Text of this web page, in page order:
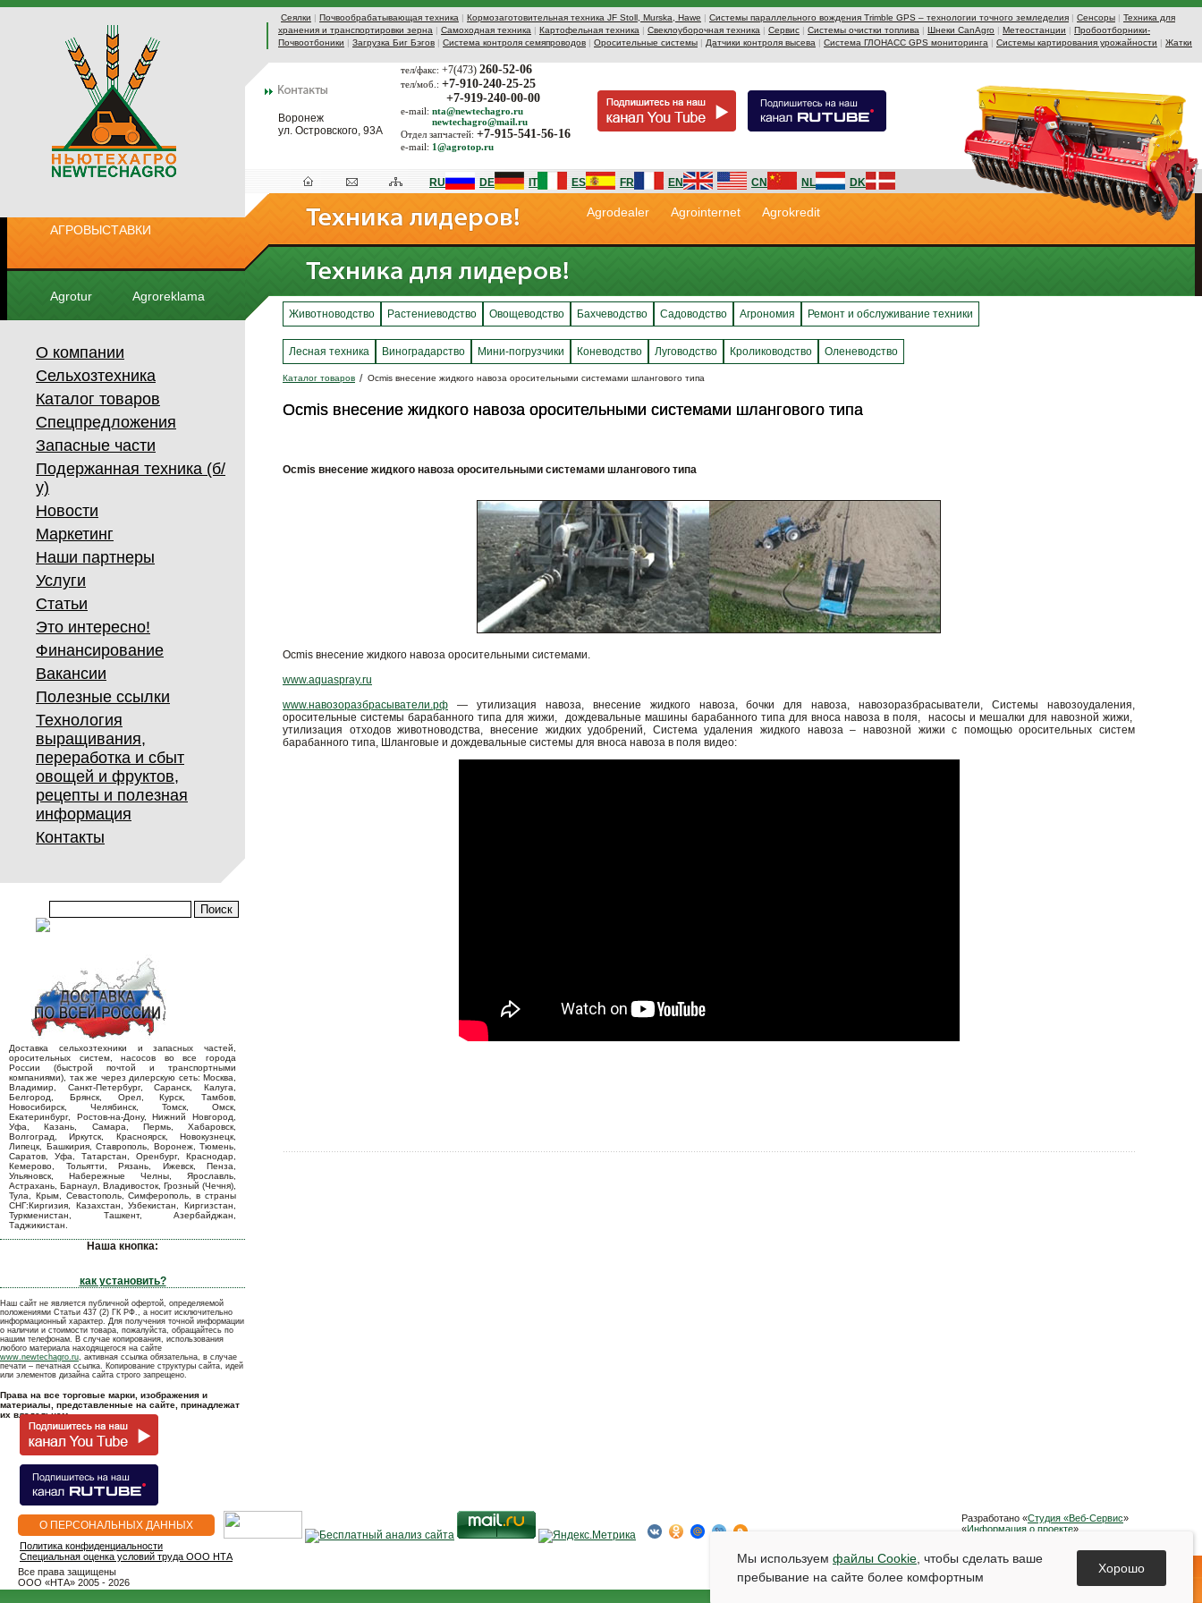
Сеялки | Почвообрабатывающая техника | Кормозаготовительная техника JF Stoll, Murska, Hawe | Системы параллельного вождения Trimble GPS – технологии точного земледелия | Сенсоры | Техника для
хранения и транспортировки зерна | Самоходная техника | Картофельная техника | Свеклоуборочная техника | Сервис | Системы очистки топлива | Шнеки CanAgro | Метеостанции | Пробоотборники-
Почвоотбоники | Загрузка Биг Бэгов | Система контроля семяпроводов | Оросительные системы | Датчики контроля высева | Система ГЛОНАСС GPS мониторинга | Системы картирования урожайности | Жатки
Воронеж
ул. Островского, 93А
тел/факс: +7(473) 260-52-06
тел/моб.: +7-910-240-25-25
+7-919-240-00-00
e-mail: nta@newtechagro.ru
newtechagro@mail.ru
Отдел запчастей: +7-915-541-56-16
e-mail: 1@agrotop.ru
АГРОВЫСТАВКИ
Agrotur Agroreklama
RU DE IT ES FR EN CN NL DK
Agrodealer Agrointernet Agrokredit
О компании
Сельхозтехника
Каталог товаров
Спецпредложения
Запасные части
Подержанная техника (б/
у)
Новости
Маркетинг
Наши партнеры
Услуги
Статьи
Это интересно!
Финансирование
Вакансии
Полезные ссылки
Технология
выращивания,
переработка и сбыт
овощей и фруктов,
рецепты и полезная
информация
Контакты
Доставка сельхозтехники и запасных частей,
оросительных систем, насосов во все города
России (быстрой почтой и транспортными
компаниями), так же через дилерскую сеть: Москва,
Владимир, Санкт-Петербург, Саранск, Калуга,
Белгород, Брянск, Орел, Курск, Тамбов,
Новосибирск, Челябинск, Томск, Омск,
Екатеринбург, Ростов-на-Дону, Нижний Новгород,
Уфа, Казань, Самара, Пермь, Хабаровск,
Волгоград, Иркутск, Красноярск, Новокузнецк,
Липецк, Башкирия, Ставрополь, Воронеж, Тюмень,
Саратов, Уфа, Татарстан, Оренбург, Краснодар,
Кемерово, Тольятти, Рязань, Ижевск, Пенза,
Ульяновск, Набережные Челны, Ярославль,
Астрахань, Барнаул, Владивосток, Грозный (Чечня),
Тула, Крым, Севастополь, Симферополь, в страны
СНГ:Киргизия, Казахстан, Узбекистан, Киргизстан,
Туркменистан, Ташкент, Азербайджан,
Таджикистан.
Наша кнопка:
как установить?
Наш сайт не является публичной офертой, определяемой
положениями Статьи 437 (2) ГК РФ., а носит исключительно
информационный характер. Для получения точной информации
о наличии и стоимости товара, пожалуйста, обращайтесь по
нашим телефонам. В случае копирования, использования
любого материала находящегося на сайте
www.newtechagro.ru, активная ссылка обязательна, в случае
печати – печатная ссылка. Копирование структуры сайта, идей
или элементов дизайна сайта строго запрещено.
Права на все торговые марки, изображения и
материалы, представленные на сайте, принадлежат
их владельцам.
Животноводство Растениеводство Овощеводство Бахчеводство Садоводство Агрономия Ремонт и обслуживание техники
Лесная техника Виноградарство Мини-погрузчики Коневодство Луговодство Кролиководство Оленеводство
Каталог товаров Ocmis внесение жидкого навоза оросительными системами шлангового типа
Ocmis внесение жидкого навоза оросительными системами шлангового типа
Ocmis внесение жидкого навоза оросительными системами шлангового типа
Ocmis внесение жидкого навоза оросительными системами шлангового типа
Ocmis внесение жидкого навоза оросительными системами.
www.aquaspray.ru
www.навозоразбрасыватели.рф — утилизация навоза, внесение жидкого навоза, бочки для навоза, навозоразбрасыватели, Системы навозоудаления,
оросительные системы барабанного типа для жижи, дождевальные машины барабанного типа для вноса навоза в поля, насосы и мешалки для навозной жижи,
утилизация отходов животноводства, внесение жидких удобрений, Система удаления жидкого навоза – навозной жижи с помощью оросительных систем
барабанного типа, Шланговые и дождевальные системы для вноса навоза в поля видео:
О ПЕРСОНАЛЬНЫХ ДАННЫХ
Все права защищены
OOO «НТА» 2005 - 2026
Политика конфиденциальности
Специальная оценка условий труда ООО НТА
Разработано «Студия «Веб-Сервис»
«Информация о проекте»
Мы используем файлы Cookie , чтобы сделать ваше
пребывание на сайте более комфортным
Хорошо